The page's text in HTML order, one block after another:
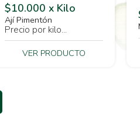
$10.000 x Kilo
Ají Pimentón
Precio por kilo...
VER PRODUCTO